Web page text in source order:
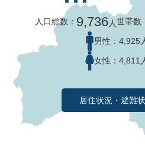
人口総数： 9,736人世帯数
男性： 4,925
女性： 4,811
居住状況・避難